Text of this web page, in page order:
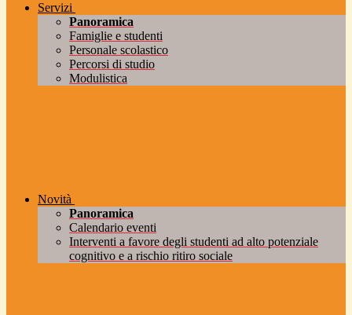
Servizi
Panoramica
Famiglie e studenti
Personale scolastico
Percorsi di studio
Modulistica
Novità
Panoramica
Calendario eventi
Interventi a favore degli studenti ad alto potenziale
cognitivo e a rischio ritiro sociale